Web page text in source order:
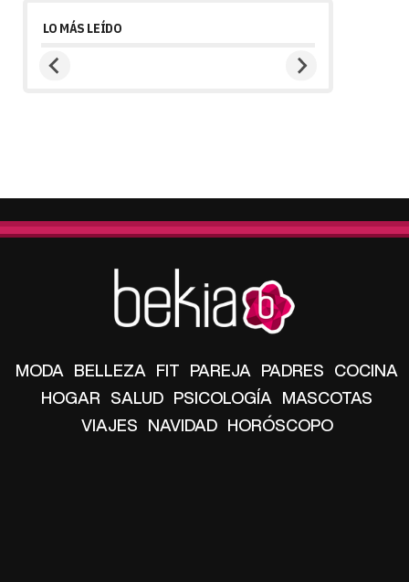
LO MÁS LEÍDO
MODA BELLEZA FIT PAREJA PADRES COCINA
HOGAR SALUD PSICOLOGÍA MASCOTAS
VIAJES NAVIDAD HORÓSCOPO